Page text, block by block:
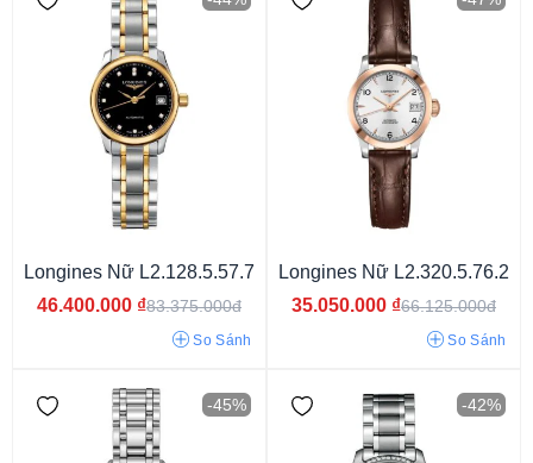
Longines Nữ L2.128.5.57.7
46.400.000 ₫83.375.000đ
So Sánh
Longines Nữ L2.320.5.76.2
35.050.000 ₫66.125.000đ
So Sánh
-45% -42%